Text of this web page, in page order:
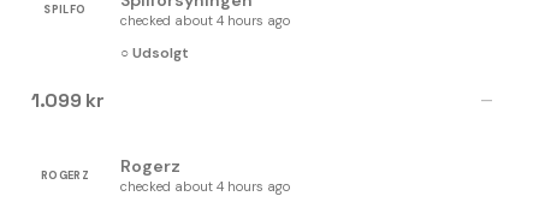
SPILFO
checked about 4 hours ago
○ Udsolgt
1.099 kr —
ROGERZ Rogerz
checked about 4 hours ago